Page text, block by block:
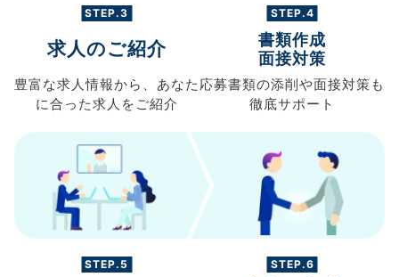
STEP.3
求人のご紹介
豊富な求人情報から、 あなた
に合った求人を ご紹介
STEP.4
書類作成
面接対策
応募書類の添削や面接対策も
徹底サポート
STEP.5 STEP.6